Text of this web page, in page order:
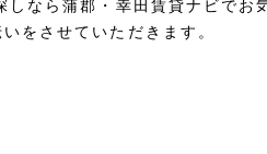
なら蒲郡・幸田賃貸ナビで
をさせていただきます。